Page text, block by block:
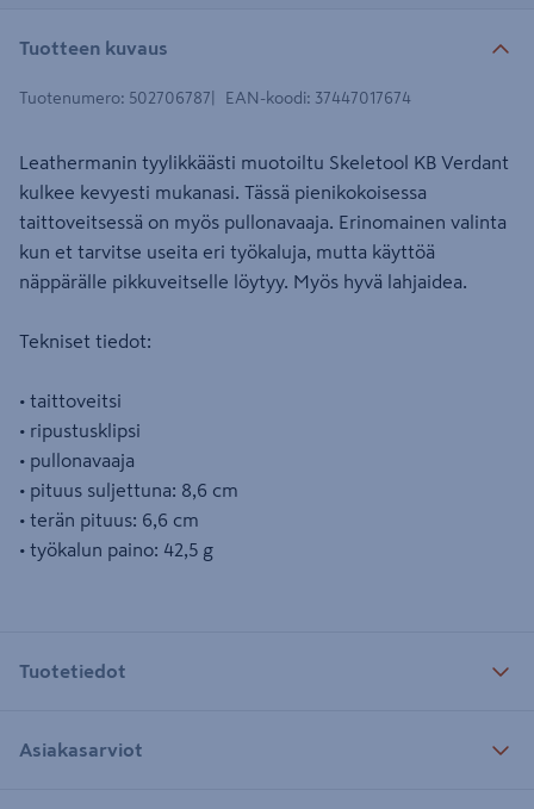
Tuotteen kuvaus
Tuotenumero: 502706787 EAN-koodi: 37447017674
Leathermanin tyylikkäästi muotoiltu Skeletool KB Verdant
kulkee kevyesti mukanasi. Tässä pienikokoisessa
taittoveitsessä on myös pullonavaaja. Erinomainen valinta
kun et tarvitse useita eri työkaluja, mutta käyttöä
näppärälle pikkuveitselle löytyy. Myös hyvä lahjaidea.
Tekniset tiedot:
• taittoveitsi
• ripustusklipsi
• pullonavaaja
• pituus suljettuna: 8,6 cm
• terän pituus: 6,6 cm
• työkalun paino: 42,5 g
Tuotetiedot
Asiakasarviot